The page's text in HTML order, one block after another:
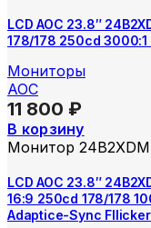
LCD AOC 23.8″
178/178 250cd 3000:1
Мониторы
AOC
11 800 ₽
В корзину
Монитор
LCD AOC 23.8″
16:9 250cd 178/178
Adaptice-Sync